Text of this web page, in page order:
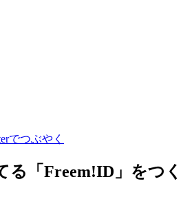
でつぶやく
る「 Freem!ID 」をつく